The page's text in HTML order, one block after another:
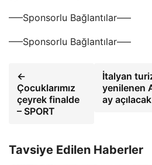
—–Sponsorlu Bağlantılar—–
—–Sponsorlu Bağlantılar—–
←
Çocuklarımız
çeyrek finalde
– SPORT
İtalyan
yenilenen
ay
Tavsiye Edilen Haberler